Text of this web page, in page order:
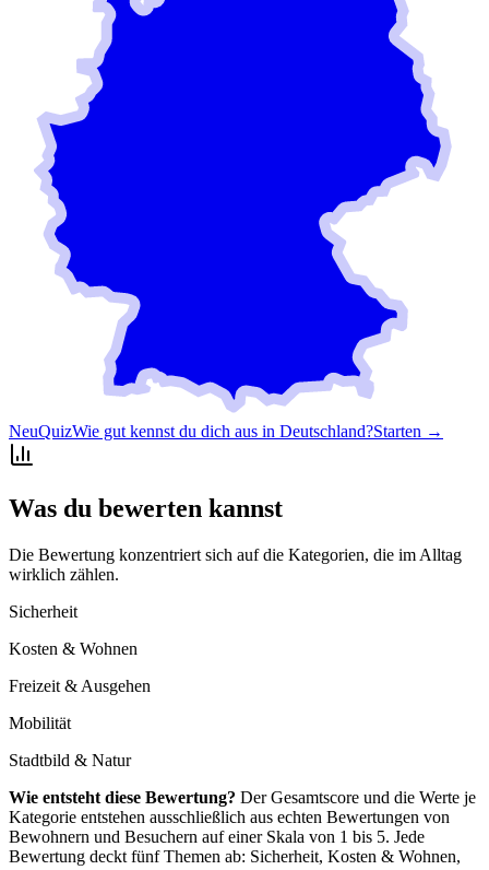
NeuQuizWie gut kennst du dich aus in Deutschland?Starten →
Was du bewerten kannst
Die Bewertung konzentriert sich auf die Kategorien, die im Alltag
wirklich zählen.
Sicherheit
Kosten & Wohnen
Freizeit & Ausgehen
Mobilität
Stadtbild & Natur
Wie entsteht diese Bewertung? Der Gesamtscore und die Werte je
Kategorie entstehen ausschließlich aus echten Bewertungen von
Bewohnern und Besuchern auf einer Skala von 1 bis 5. Jede
Bewertung deckt fünf Themen ab: Sicherheit, Kosten & Wohnen,